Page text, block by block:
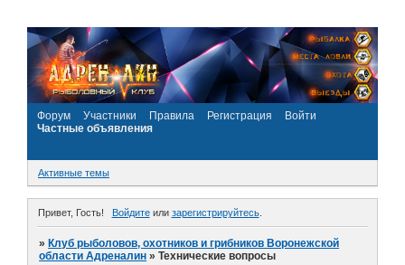
Форум Участники Правила Регистрация
Войти
Частные объявления
Активные темы
Привет, Гость! Войдитеили зарегистрируйтесь.
»Клуб рыболовов, охотников и грибников Воронежской
области Адреналин »Технические вопросы